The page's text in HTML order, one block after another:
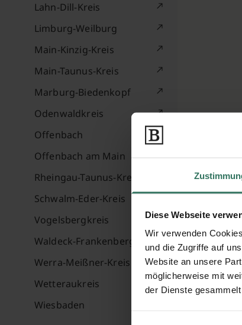
Diese Webseite
Wir verwenden
und die Zugriffe auf
Website an unsere
möglicherweise mit
der Dienste gesammelt
Lahn-Dill-Kreis
Limburg-Weilburg
Main-Kinzig-Kreis
Main-Taunus-Kreis
Marburg-Biedenkopf
Odenwaldkreis
Offenbach
Offenbach am Main
Rheingau-Taunus-Kreis
Schwalm-Eder-Kreis
Vogelsbergkreis
Waldeck-Frankenberg
Werra-Meißner-Kreis
Wetteraukreis
Wiesbaden